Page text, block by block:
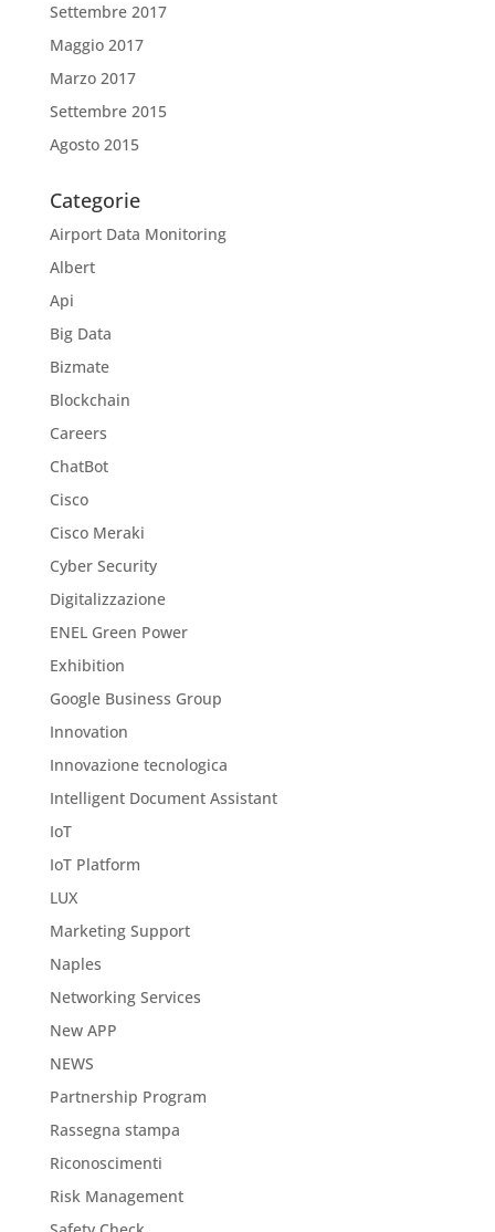
Settembre 2017
Maggio 2017
Marzo 2017
Settembre 2015
Agosto 2015
Categorie
Airport Data Monitoring
Albert
Api
Big Data
Bizmate
Blockchain
Careers
ChatBot
Cisco
Cisco Meraki
Cyber Security
Digitalizzazione
ENEL Green Power
Exhibition
Google Business Group
Innovation
Innovazione tecnologica
Intelligent Document Assistant
IoT
IoT Platform
LUX
Marketing Support
Naples
Networking Services
New APP
NEWS
Partnership Program
Rassegna stampa
Riconoscimenti
Risk Management